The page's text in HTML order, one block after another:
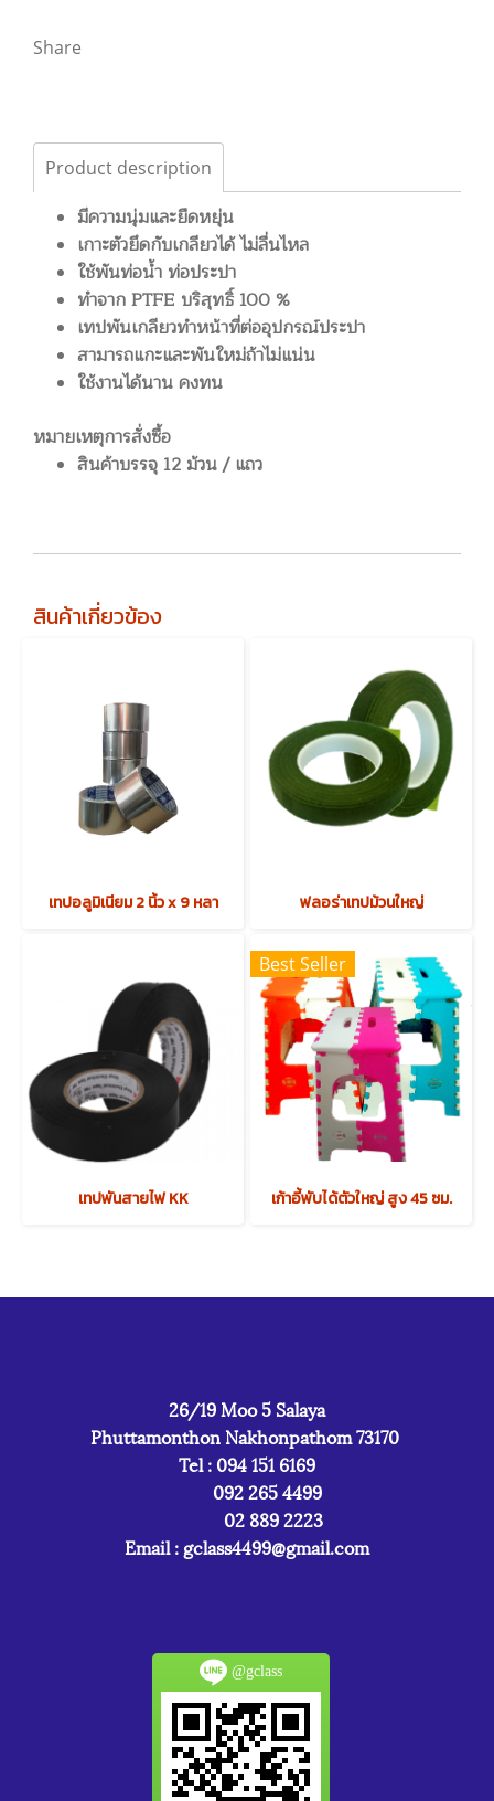
Share
Product description
มีความนุ่มและยืดหยุ่น
เกาะตัวยึดกับเกลียวได้ ไม่ลื่นไหล
ใช้พันท่อน้ำ ท่อประปา
ทำจาก PTFE บริสุทธิ์ 100 %
เทปพันเกลียวทำหน้าที่ต่ออุปกรณ์ประปา
สามารถแกะและพันใหม่ถ้าไม่แน่น
ใช้งานได้นาน คงทน
หมายเหตุการสั่งซื้อ
สินค้าบรรจุ 12 ม้วน / แถว
สินค้าเกี่ยวข้อง
เทปอลูมิเนียม 2 นิ้ว x 9 หลา ฟลอร่าเทปม้วนใหญ่
เทปพันสายไฟ KK
Best Seller
เก้าอี้พับได้ตัวใหญ่ สูง 45 ซม.
26/19 Moo 5 Salaya
Phuttamonthon Nakhonpathom 73170
Tel : 094 151 6169
092 265 4499
02 889 2223
Email : gclass4499@gmail.com
@gclass